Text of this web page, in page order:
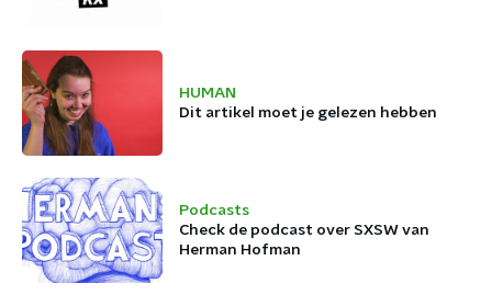
HUMAN
Dit artikel moet je gelezen hebben
Podcasts
Check de podcast over SXSW van
Herman Hofman